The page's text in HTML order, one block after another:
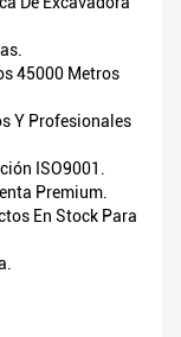
45000 Metros
Y Profesionales
ISO9001.
Premium.
En Stock Para